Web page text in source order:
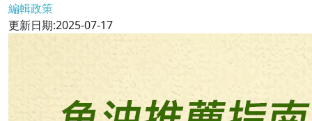
編輯政策
更新日期:2025-07-17